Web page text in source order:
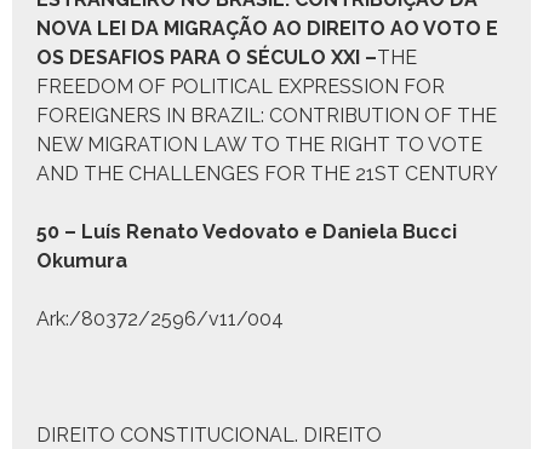
NOVA LEI DA MIGRAÇÃO AO DIREITO AO VOTO E
OS DESAFIOS PARA O SÉCULO XXI –THE
FREEDOM OF POLITICAL EXPRESSION FOR
FOREIGNERS IN BRAZIL: CONTRIBUTION OF THE
NEW MIGRATION LAW TO THE RIGHT TO VOTE
AND THE CHALLENGES FOR THE 21ST CENTURY
50 – Luís Rena­to Vedova­to e Daniela Buc­ci
Oku­mu­ra
Ark:/80372/2596/v11/004
DIREITO CONSTITUCIONAL. DIREITO